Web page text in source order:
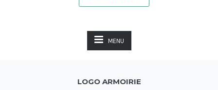
MENU
LOGO ARMOIRIE